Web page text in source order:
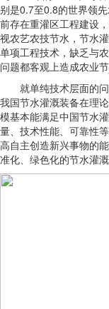
别是0.7至0.8的世界领
前存在重灌区工程建设
视农艺农技节水，节水
单项工程技术，缺乏与
问题都客观上造成农业
就单纯技术层面的问
我国节水灌溉装备在理
模基本能满足中国节水
量、技术性能、可靠性
高自主创造新兴事物的
准化、绿色化的节水灌